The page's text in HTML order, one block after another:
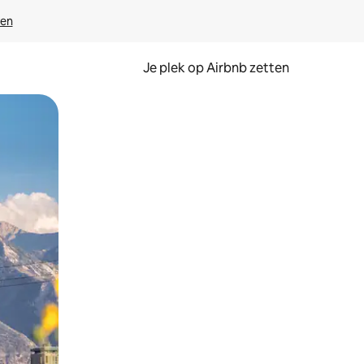
Je plek op Airbnb zetten
of swipen.